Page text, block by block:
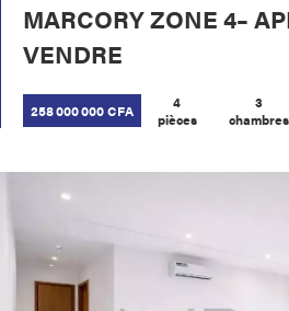
MARCORY ZONE 4–
VENDRE
258 000 000 CFA
4
pièces
3
chambres